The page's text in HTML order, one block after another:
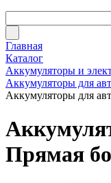
Главная
Каталог
Аккумуляторы и
Аккумуляторы для
Аккумуляторы для
Прямая